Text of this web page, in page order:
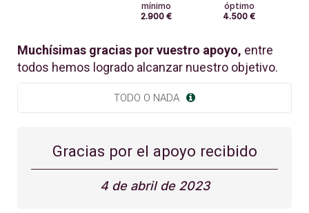
mínimo
2.900 €
óptimo
4.500 €
Muchísimas gracias por vuestro apoyo, entre
todos hemos logrado alcanzar nuestro objetivo.
TODO O NADA
Gracias por el apoyo recibido
4 de abril de 2023